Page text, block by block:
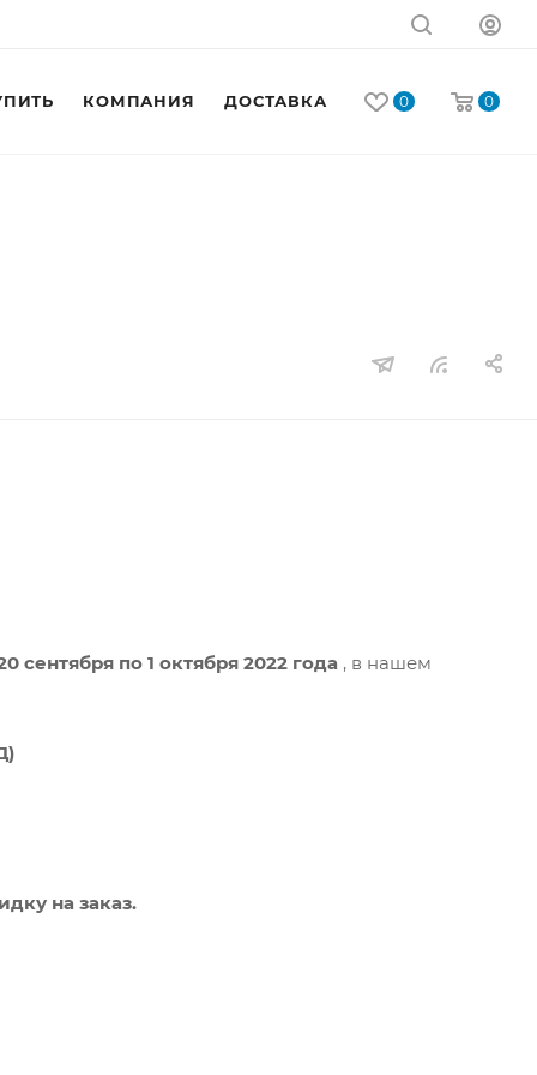
0 0
КОМПАНИЯ ДОСТАВКА КОНТАКТЫ
сентября по 1 октября 2022 года , в нашем
на заказ.